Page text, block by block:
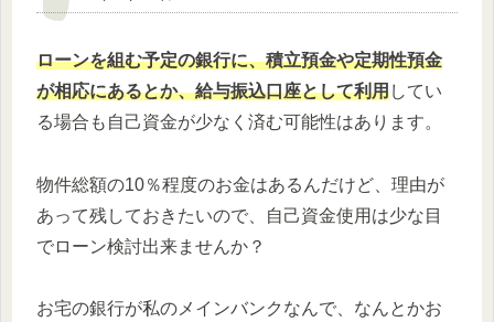
ローンを組む予定の銀行に、積立預金や定期性預金
が相応にあるとか、給与振込口座として利用してい
る場合も自己資金が少なく済む可能性はあります。
物件総額の10％程度のお金はあるんだけど、理由が
あって残しておきたいので、自己資金使用は少な目
でローン検討出来ませんか？
お宅の銀行が私のメインバンクなんで、なんとかお